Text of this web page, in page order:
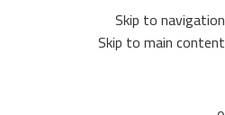
Skip to navigation
Skip to main content